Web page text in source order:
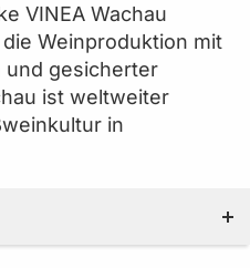
VINEA Wachau
Weinproduktion mit
und gesicherter
ist weltweiter
in